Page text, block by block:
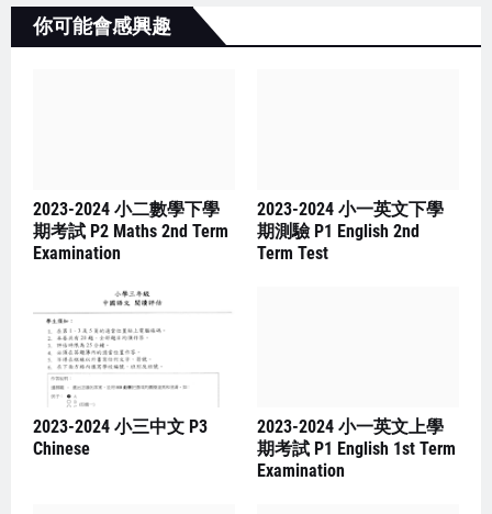
你可能會感興趣
2023-2024 小二數學下學
期考試 P2 Maths 2nd Term
Examination
2023-2024 小一英文下學
期測驗 P1 English 2nd
Term Test
2023-2024 小三中文 P3
Chinese
2023-2024 小一英文上學
期考試 P1 English 1st Term
Examination